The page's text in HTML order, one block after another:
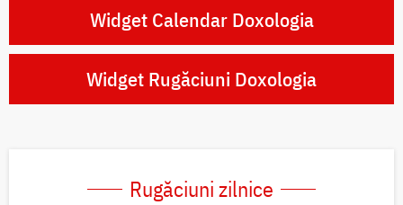
Widget Calendar Doxologia
Widget Rugăciuni Doxologia
Rugăciuni zilnice